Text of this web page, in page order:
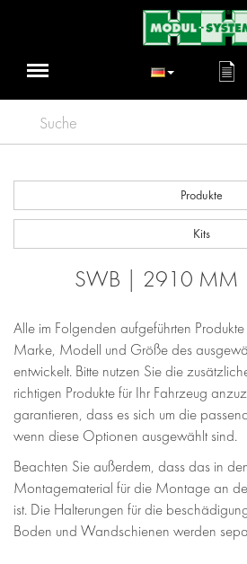
Suche
Produkte
Kits
SWB | 2910 MM
Alle im Folgenden aufgeführten
Marke, Modell und Größe des
entwickelt. Bitte nutzen Sie die
richtigen Produkte für Ihr Fahrzeug
garantieren, dass es sich um die
wenn diese Optionen ausgewählt sind.
Beachten Sie außerdem, dass das in
Montagematerial für die Montage an
ist. Die Halterungen für die
Boden und Wandschienen werden